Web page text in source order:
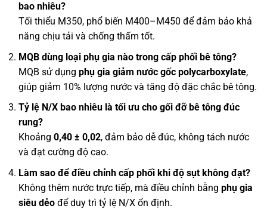
bao nhiêu?
Tối thiểu M350, phổ biến M400–M450 để đảm bảo khả
năng chịu tải và chống thấm tốt.
MQB dùng loại phụ gia nào trong cấp phối bê tông?
MQB sử dụng phụ gia giảm nước gốc polycarboxylate,
giúp giảm 10% lượng nước và tăng độ đặc chắc bê tông.
Tỷ lệ N/X bao nhiêu là tối ưu cho gối đỡ bê tông đúc
rung?
Khoảng 0,40 ± 0,02, đảm bảo dễ đúc, không tách nước
và đạt cường độ cao.
Làm sao để điều chỉnh cấp phối khi độ sụt không đạt?
Không thêm nước trực tiếp, mà điều chỉnh bằng phụ gia
siêu dẻođể duy trì tỷ lệ N/X ổn định.